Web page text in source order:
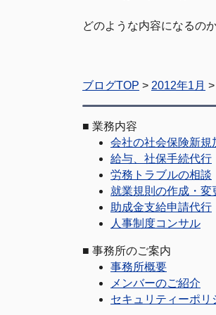
どのような内容になるの
ブログTOP > 2012年1月
■ 業務内容
会社の社会保険新規
給与、社保手続代行
労務トラブルの相談
就業規則の作成・変
助成金支給申請代行
人事制度コンサル
■ 事務所のご案内
事務所概要
メンバーのご紹介
セキュリティーポリ